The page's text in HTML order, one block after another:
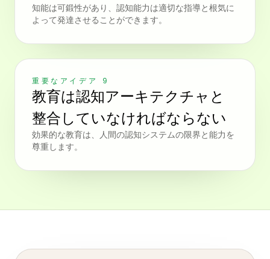
知能は可鍛性があり、認知能力は適切な指導と根気に
よって発達させることができます。
重要なアイデア 9
教育は認知アーキテクチャと
整合していなければならない
効果的な教育は、人間の認知システムの限界と能力を
尊重します。